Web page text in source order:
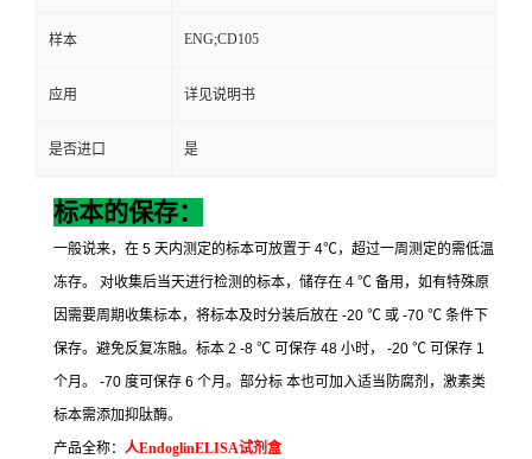
样本 ENG;CD105
应用 详见说明书
是否进口 是
标本的保存：
一般说来，在 5 天内测定的标本可放置于 4℃，超过一周测定的需低温
冻存。
对收集后当天进行检测的标本，储存在 4 ℃ 备用，如有特殊原
因需要周期收集标本，将标本及时分装后放在 -20 ℃ 或 -70 ℃ 条件下
保存。避免反复冻融。标本 2 -8 ℃ 可保存 48 小时， -20 ℃ 可保存 1
个月。
-70 度可保存 6 个月。部分标 本也可加入适当防腐剂，激素类
标本需添加抑肽酶。
产品全称： 人EndoglinELISA试剂盒